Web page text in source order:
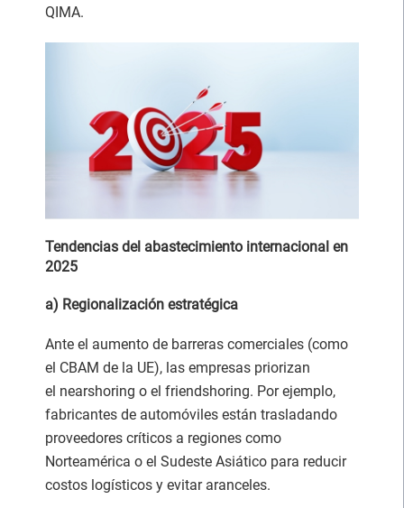
QIMA.
Tendencias del abastecimiento internacional en
2025
a) Regionalización estratégica
Ante el aumento de barreras comerciales (como
el CBAM de la UE), las empresas priorizan
el nearshoring o el friendshoring. Por ejemplo,
fabricantes de automóviles están trasladando
proveedores críticos a regiones como
Norteamérica o el Sudeste Asiático para reducir
costos logísticos y evitar aranceles.